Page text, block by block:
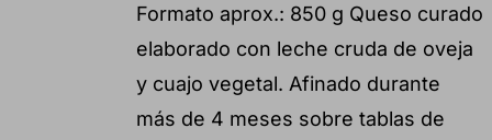
Formato aprox.: 850 g Queso curado
elaborado con leche cruda de oveja
y cuajo vegetal. Afinado durante
más de 4 meses sobre tablas de